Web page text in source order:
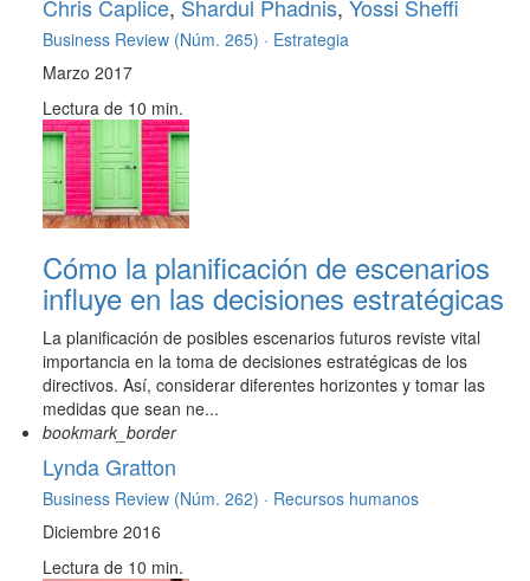
Chris Caplice, Shardul Phadnis, Yossi Sheffi
Business Review (Núm. 265) · Estrategia
Marzo 2017
Lectura de 10 min.
Cómo la planificación de escenarios
influye en las decisiones estratégicas
La planificación de posibles escenarios futuros reviste vital
importancia en la toma de decisiones estratégicas de los
directivos. Así, considerar diferentes horizontes y tomar las
medidas que sean ne...
bookmark_border
Lynda Gratton
Business Review (Núm. 262) · Recursos humanos
Diciembre 2016
Lectura de 10 min.